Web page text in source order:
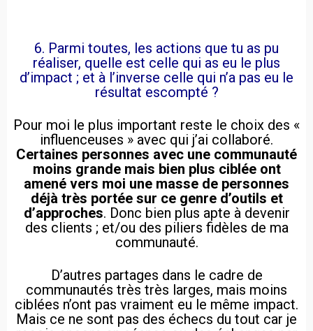
6. Parmi toutes, les actions que tu as pu
réaliser, quelle est celle qui as eu le plus
d’impact ; et à l’inverse celle qui n’a pas eu le
résultat escompté ?
Pour moi le plus important reste le choix des «
influenceuses » avec qui j’ai collaboré.
Certaines personnes avec une communauté
moins grande mais bien plus ciblée ont
amené vers moi une masse de personnes
déjà très portée sur ce genre d’outils et
d’approches. Donc bien plus apte à devenir
des clients ; et/ou des piliers fidèles de ma
communauté.
D’autres partages dans le cadre de
communautés très très larges, mais moins
ciblées n’ont pas vraiment eu le même impact.
Mais ce ne sont pas des échecs du tout car je